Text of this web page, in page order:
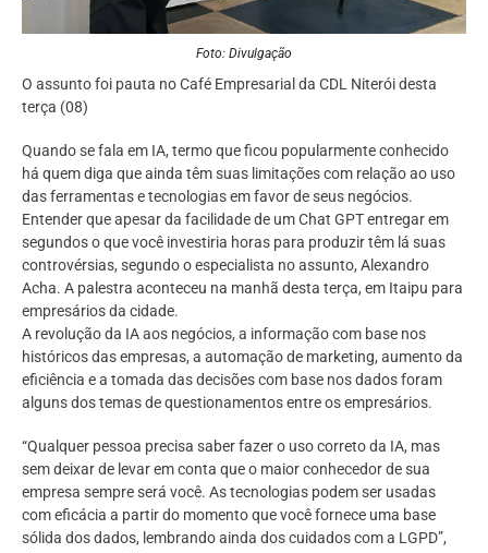
Foto: Divulgação
O assunto foi pauta no Café Empresarial da CDL Niterói desta
terça (08)
Quando se fala em IA, termo que ficou popularmente conhecido
há quem diga que ainda têm suas limitações com relação ao uso
das ferramentas e tecnologias em favor de seus negócios.
Entender que apesar da facilidade de um Chat GPT entregar em
segundos o que você investiria horas para produzir têm lá suas
controvérsias, segundo o especialista no assunto, Alexandro
Acha. A palestra aconteceu na manhã desta terça, em Itaipu para
empresários da cidade.
A revolução da IA aos negócios, a informação com base nos
históricos das empresas, a automação de marketing, aumento da
eficiência e a tomada das decisões com base nos dados foram
alguns dos temas de questionamentos entre os empresários.
“Qualquer pessoa precisa saber fazer o uso correto da IA, mas
sem deixar de levar em conta que o maior conhecedor de sua
empresa sempre será você. As tecnologias podem ser usadas
com eficácia a partir do momento que você fornece uma base
sólida dos dados, lembrando ainda dos cuidados com a LGPD”,